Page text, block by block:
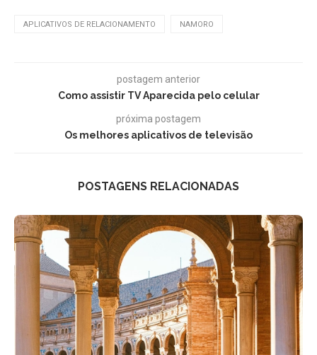
APLICATIVOS DE RELACIONAMENTO NAMORO
postagem anterior
Como assistir TV Aparecida pelo celular
próxima postagem
Os melhores aplicativos de televisão
POSTAGENS RELACIONADAS